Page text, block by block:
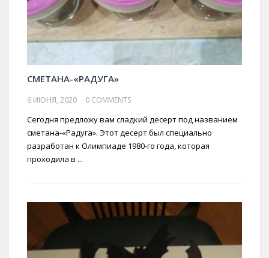
СМЕТАНА-«РАДУГА»
6 ИЮНЯ, 2020 0 COMMENTS
Сегодня предложу вам сладкий десерт под названием
сметана-«Радуга». Этот десерт был специально
разработан к Олимпиаде 1980-го года, которая
проходила в ...